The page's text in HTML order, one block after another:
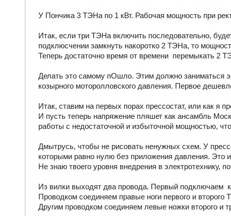
У Пончика 3 ТЭНа по 1 кВт. Рабочая мощность при
Итак, если три ТЭНа включить последовательно,
подклюсчении замкнуть накоротко 2 ТЭНа, то
Теперь достаточно время от времени перемыкать 2
Делать это самому пОшло. Этим должно заниматься
козырного моторолловского давления. Первое
Итак, ставим на первых порах прессостат, или как я
И пусть теперь напряжение пляшет как ансамбль
работы с недостаточной и избыточной мощностью,
Дмытрусь, чтобы не рисовать ненужных схем. У
которыми равно нулю без приложения давления. Это
Не знаю твоего уровня внедрения в электротехнику,
Из вилки выходят два провода. Первый подключаем к
Проводком соединяем правые ноги первого и второго
Другим проводком соединяем левые ножки второго и